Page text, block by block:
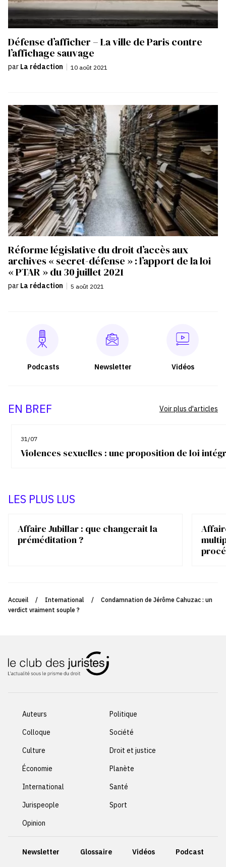
Défense d’afficher – La ville de Paris contre
l’affichage sauvage
par La rédaction | 10 août 2021
Réforme législative du droit d’accès aux
archives « secret-défense » : l’apport de la loi
« PTAR » du 30 juillet 2021
par La rédaction | 5 août 2021
Podcasts Newsletter Vidéos
EN BREF
31/07
Violences sexuelles : une proposition de loi
Voir plus d'articles
LES PLUS LUS
Affaire Jubillar : que changerait la
préméditation ?
Accueil / International /
Condamnation de Jérôme Cahuzac : un
verdict vraiment souple ?
Auteurs
Colloque
Culture
Économie
International
Jurispeople
Opinion
Politique
Société
Droit et justice
Planète
Santé
Sport
Newsletter Glossaire Vidéos Podcast